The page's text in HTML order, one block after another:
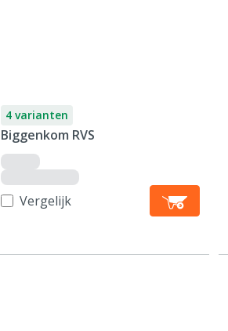
4 varianten
Biggenkom RVS
Vergelijk